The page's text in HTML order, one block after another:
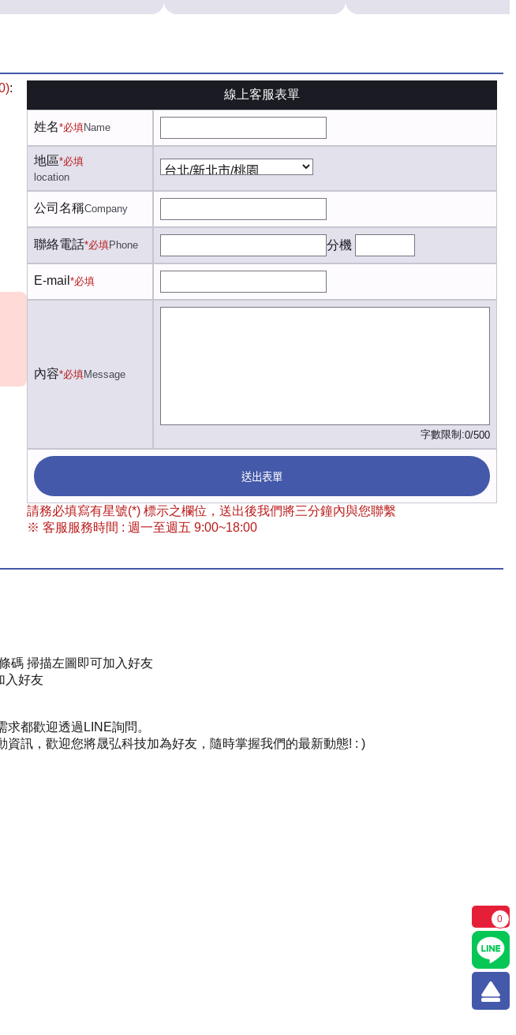
:
線上客服表單
姓名*必填Name
地區*必填
location
公司名稱Company
聯絡電話*必填Phone 分機
E-mail *必填
內容*必填Message
字數限制:0/500
送出表單
請務必填寫有星號(*) 標示之欄位，送出後我們將三分鐘內與您聯繫
※ 客服服務時間 : 週一至週五 9:00~18:00
碼 掃描左圖即可加入好友
入好友
都歡迎透過LINE詢問。
訊，歡迎您將晟弘科技加為好友，隨時掌握我們的最新動態! : )
0